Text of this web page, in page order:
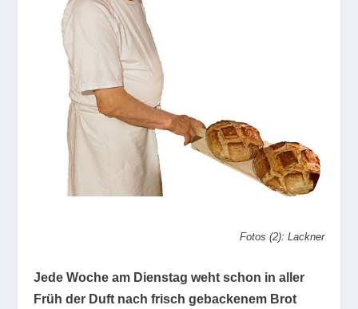
Fotos (2): Lackner
Jede Woche am Dienstag weht schon in aller
Früh der Duft nach frisch gebackenem Brot